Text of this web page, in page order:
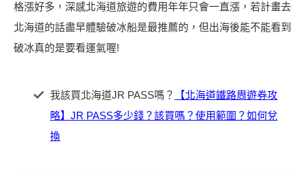
格漲好多，深感北海道旅遊的費用年年只會一直漲，若計畫去
北海道的話盡早體驗破冰船是最推薦的，但出海後能不能看到
破冰真的是要看運氣喔!
我該買北海道JR PASS嗎？
【北海道鐵路周遊券攻
略】JR PASS多少錢？該買嗎？使用範圍？如何兌
換